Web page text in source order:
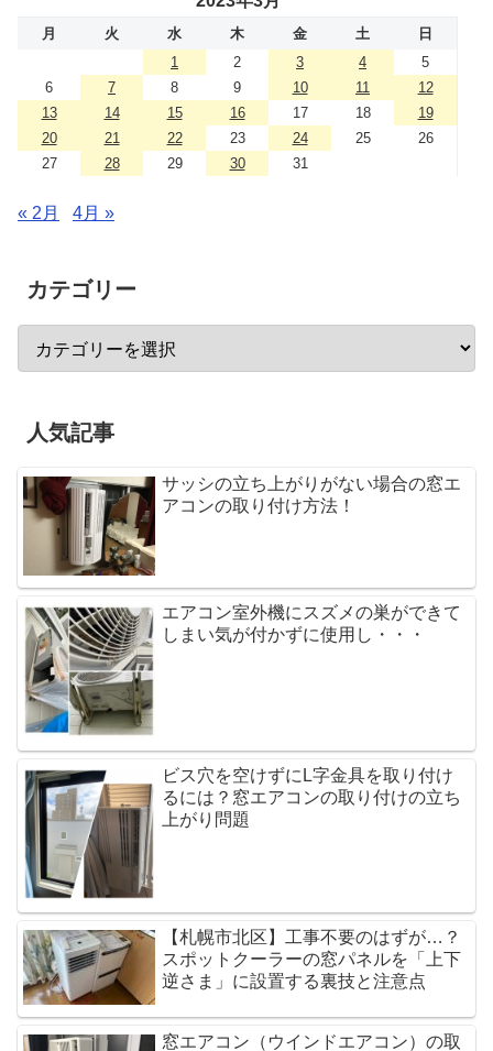
月 火 水 木 金 土
日
1
2 3 4
5
6
7 8 9 10 11
12
13
14 15 16 17 18
19
20
21 22 23 24 25
26
27
28 29 30 31
« 2月 4月 »
カテゴリー
人気記事
サッシの立ち上がりがない場合の窓エ
アコンの取り付け方法！
エアコン室外機にスズメの巣ができて
しまい気が付かずに使用し・・・
ビス穴を空けずにL字金具を取り付け
るには？窓エアコンの取り付けの立ち
上がり問題
【札幌市北区】工事不要のはずが…？
スポットクーラーの窓パネルを「上下
逆さま」に設置する裏技と注意点
窓エアコン（ウインドエアコン）の取